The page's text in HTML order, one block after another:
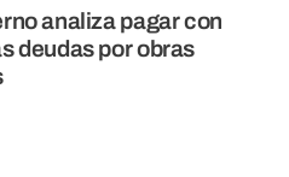
analiza pagar con
deudas por obras